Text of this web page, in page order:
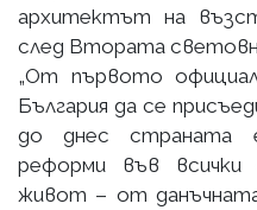
архитектът на
след Втората
„От първото
България да се
до днес страната
реформи във
живот – от